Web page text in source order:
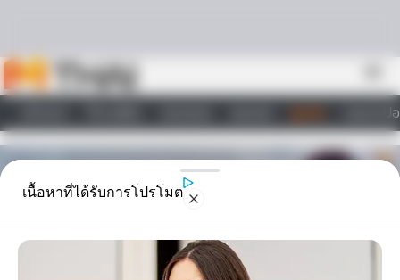
วอลเปเ
ไลฟ์สไตล์
เนื้อหาที่ได้รับการโปรโมต